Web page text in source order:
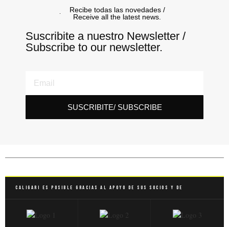
Recibe todas las novedades /
Receive all the latest news.
Suscribite a nuestro Newsletter /
Subscribe to our newsletter.
SUSCRIBITE/ SUBSCRIBE
Caligari es posible gracias al apoyo de sus socios y de